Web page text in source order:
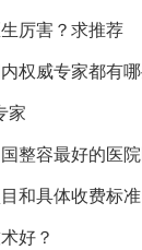
厉害？求推荐
家
和具体收费标准
好？